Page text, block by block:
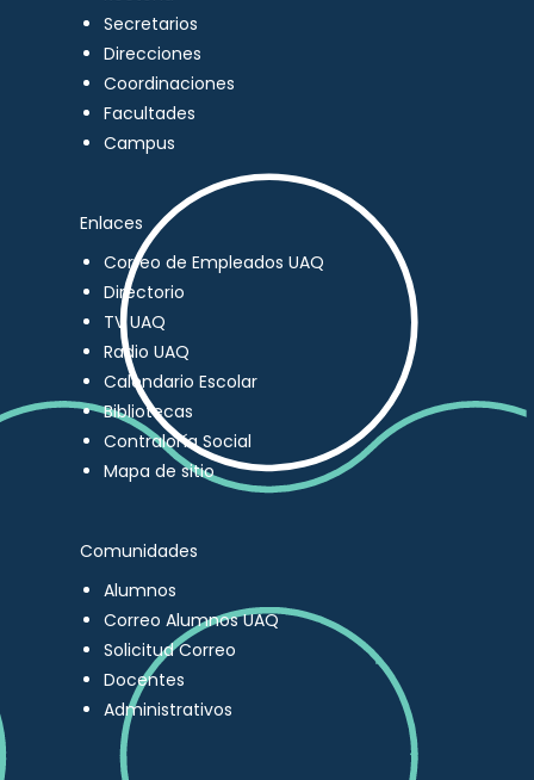
Secretarios
Direcciones
Coordinaciones
Facultades
Campus
Enlaces
Correo de Empleados UAQ
Directorio
TV UAQ
Radio UAQ
Calendario Escolar
Bibliotecas
Contraloría Social
Mapa de sitio
Comunidades
Alumnos
Correo Alumnos UAQ
Solicitud Correo
Docentes
Administrativos